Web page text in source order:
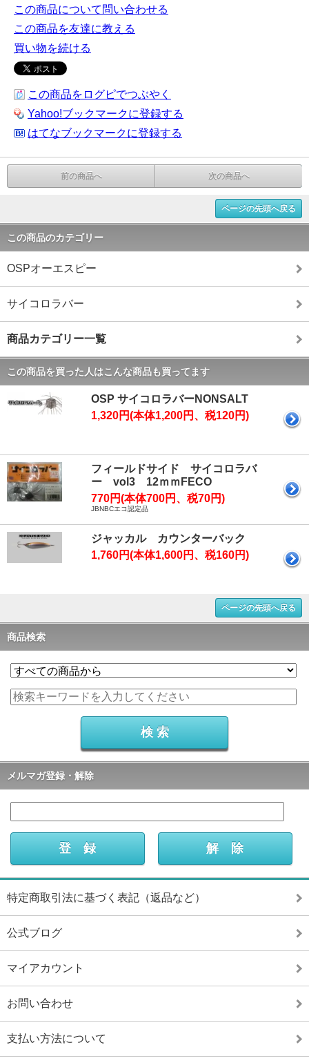
この商品について問い合わせる
この商品を友達に教える
買い物を続ける
この商品をログピでつぶやく
Yahoo!ブックマークに登録する
はてなブックマークに登録する
前の商品へ 次の商品へ
ページの先頭へ戻る
この商品のカテゴリー
OSPオーエスピー
サイコロラバー
商品カテゴリー一覧
この商品を買った人はこんな商品も買ってます
OSP サイコロラバーNONSALT
1,320円(本体1,200円、税120円)
フィールドサイド サイコロラバ
ー vol3 12ｍｍFECO
770円(本体700円、税70円)
JBNBCエコ認定品
ジャッカル カウンターバック
1,760円(本体1,600円、税160円)
ページの先頭へ戻る
商品検索
メルマガ登録・解除
特定商取引法に基づく表記（返品など）
公式ブログ
マイアカウント
お問い合わせ
支払い方法について